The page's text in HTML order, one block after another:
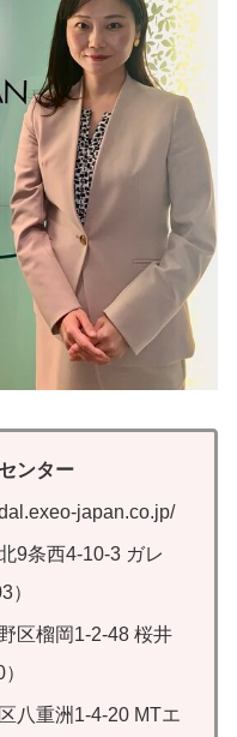
ンター
japan.co.jp/
9条西4-10-3 ガレ
）
区榴岡1-2-48 桜井
八重洲1-4-20 MTエ